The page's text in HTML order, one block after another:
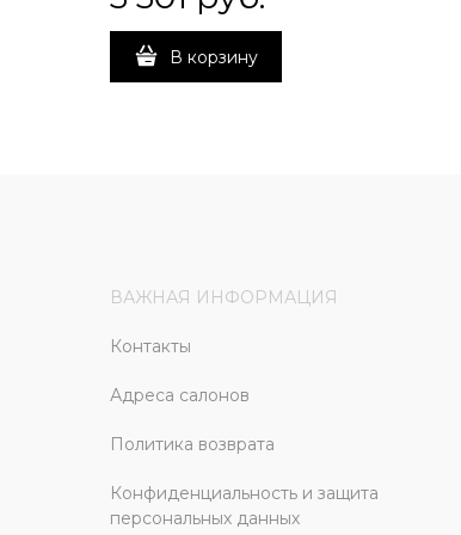
В корзину
ВАЖНАЯ ИНФОРМАЦИЯ
Контакты
Адреса салонов
Политика возврата
Конфиденциальность и защита
персональных данных